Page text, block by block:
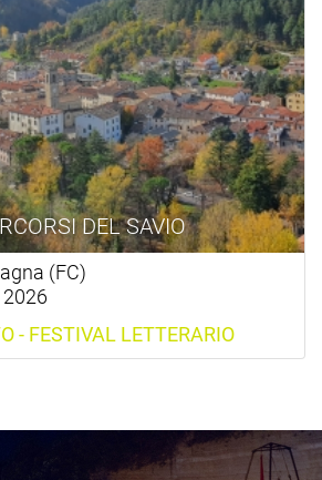
DEL SAVIO
(FC)
- FESTIVAL LETTERARIO